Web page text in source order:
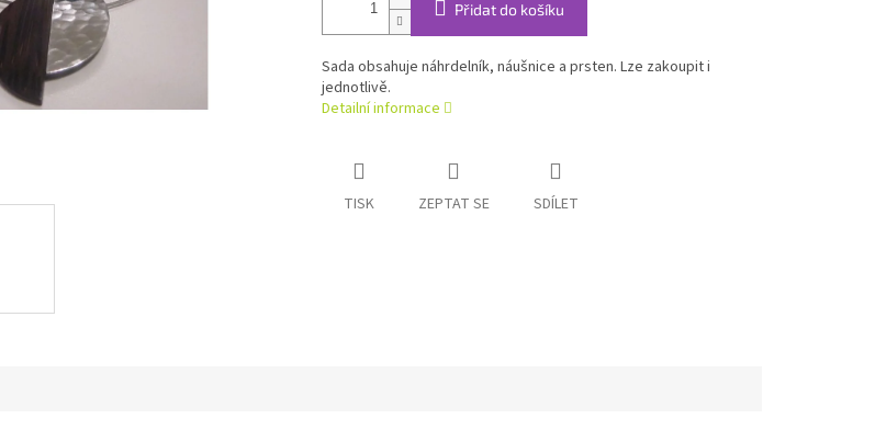
Přidat do košíku
Sada obsahuje náhrdelník, náušnice a prsten. Lze zakoupit i
jednotlivě.
Detailní informace
TISK ZEPTAT SE SDÍLET